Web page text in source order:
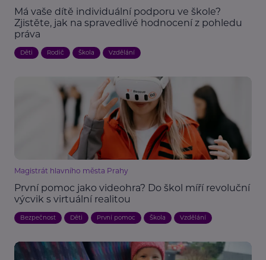
Má vaše dítě individuální podporu ve škole?
Zjistěte, jak na spravedlivé hodnocení z pohledu
práva
Děti Rodič Škola Vzdělání
Magistrát hlavního města Prahy
První pomoc jako videohra? Do škol míří revoluční
výcvik s virtuální realitou
Bezpečnost Děti První pomoc Škola Vzdělání